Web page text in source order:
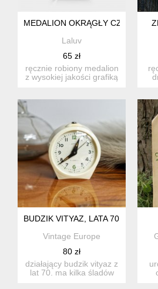
MEDALION OKRĄGŁY CZAS
Laluv
65 zł
ręcznie robiony medalion
z wysokiej jakości grafiką
BUDZIK VITYAZ, LATA 70.,
Vintage Europe
80 zł
działający budzik vityaz z
lat 70. ma kilka śladów